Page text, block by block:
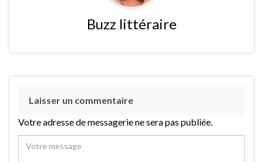
Buzz littéraire
Laisser un commentaire
Votre adresse de messagerie ne sera pas publiée.